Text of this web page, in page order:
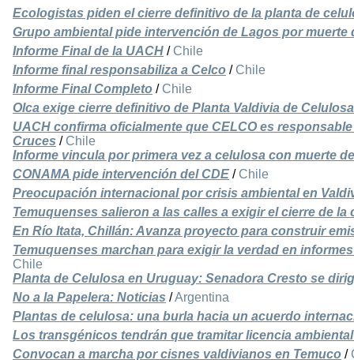
Ecologistas piden el cierre definitivo de la planta de
Grupo ambiental pide intervención de Lagos por muerte
Informe Final de la UACH / Chile
Informe final responsabiliza a Celco / Chile
Informe Final Completo / Chile
Olca exige cierre definitivo de Planta Valdivia de
UACH confirma oficialmente que CELCO es
Cruces / Chile
Informe vincula por primera vez a celulosa con muerte
CONAMA pide intervención del CDE / Chile
Preocupación internacional por crisis ambiental en
Temuquenses salieron a las calles a exigir el cierre de la
En Río Itata, Chillán: Avanza proyecto para construir
Temuquenses marchan para exigir la verdad en
Chile
Planta de Celulosa en Uruguay: Senadora Cresto se
No a la Papelera: Noticias /Argentina
Plantas de celulosa: una burla hacia un acuerdo
Los transgénicos tendrán que tramitar licencia
Convocan a marcha por cisnes valdivianos en Temuco /